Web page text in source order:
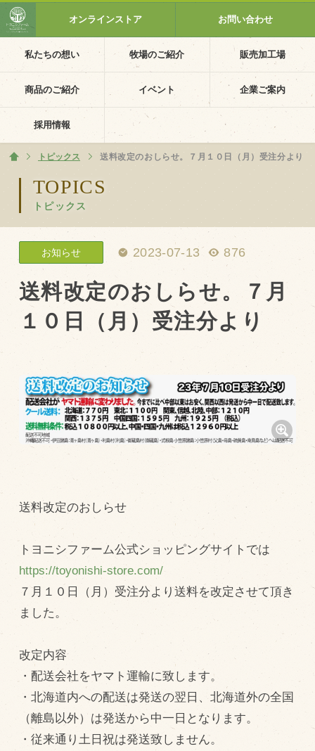
私たちの想い 牧場のご紹介 販売加工場
商品のご紹介 イベント 企業ご案内
採用情報
オンラインストア お問い合わせ
TOPICS
トピックス
ホーム
トピックス 送料改定のおしらせ。７月１０日（月）受注分より
お知らせ 2023-07-13 876
送料改定のおしらせ。７月
１０日（月）受注分より
送料改定のおしらせ
トヨニシファーム公式ショッピングサイトでは
https://toyonishi-store.com/
７月１０日（月）受注分より送料を改定させて頂き
ました。
改定内容
・配送会社をヤマト運輸に致します。
・北海道内への配送は発送の翌日、北海道外の全国
（離島以外）は発送から中一日となります。
・従来通り土日祝は発送致しません。
ホーム
私たちの想い
PV動画
イベントカレンダー
イベント一覧
採用情報
企業ご案内
会社概要・沿革
アクセス
お知らせ
お客様の声
オリジナル投稿レシピ
採用情報
blog
その他
飼育している牛について
環境・堆肥リサイクル
販売加工場